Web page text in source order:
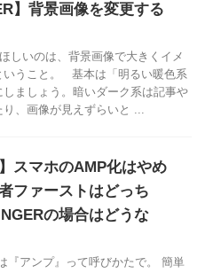
】背景画像を変更する
しいのは、背景画像で大きくイメ
いうこと。 基本は「明るい暖色系
ましょう。暗いダーク系は記事や
、画像が見えずらいと ...
スマホのAMP化はやめ
ファーストはどっち
の場合はどうな
アンプ』って呼びかたで。 簡単